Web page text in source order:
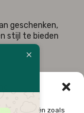
zoals
geschenken,
stijl te bieden